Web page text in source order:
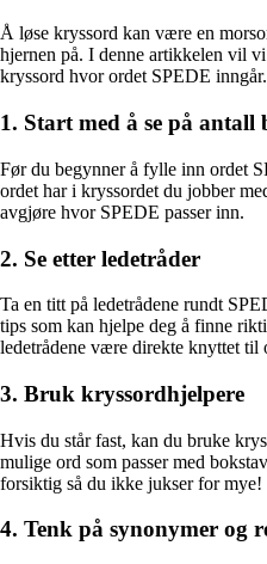
Å løse kryssord kan være en
hjernen på. I denne artikkelen vil
kryssord hvor ordet SPEDE inngår.
1. Start med å se på antall
Før du begynner å fylle inn ordet
ordet har i kryssordet du jobber
avgjøre hvor SPEDE passer inn.
2. Se etter ledetråder
Ta en titt på ledetrådene rundt
tips som kan hjelpe deg å finne
ledetrådene være direkte knyttet til
3. Bruk kryssordhjelpere
Hvis du står fast, kan du bruke
mulige ord som passer med
forsiktig så du ikke jukser for mye!
4. Tenk på synonymer og